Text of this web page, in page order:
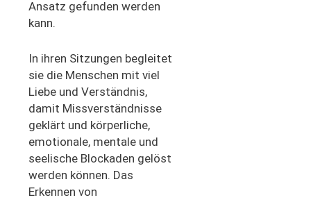
Ansatz gefunden werden
kann.
In ihren Sitzungen begleitet
sie die Menschen mit viel
Liebe und Verständnis,
damit Missverständnisse
geklärt und körperliche,
emotionale, mentale und
seelische Blockaden gelöst
werden können. Das
Erkennen von